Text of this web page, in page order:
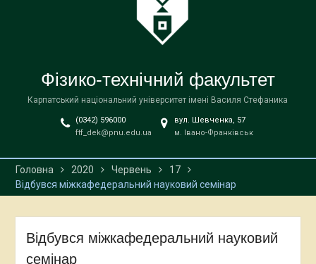
факультеті відбулося
урочисте вручення
дипломів бакалавра
Фізико-технічний факультет
Карпатський національний університет імені Василя Стефаника
(0342) 596000
ftf_dek@pnu.edu.ua
вул. Шевченка, 57
м. Івано-Франківськ
Головна 2020 Червень
17
Відбувся міжкафедеральний науковий семінар
Відбувся міжкафедеральний науковий
семінар